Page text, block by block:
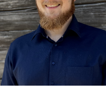
Denkmalpflege seit mehreren
erfolgreich nachgehen.
monumentconsult darf ich nun
und Begeisterung dazu
diese Denkmäler zu
Geschichte zu bewahren.